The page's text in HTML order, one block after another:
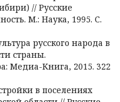
// Русские
М.: Наука, 1995. С.
русского народа в
страны.
Медиа-Книга, 2015. 322
в поселениях